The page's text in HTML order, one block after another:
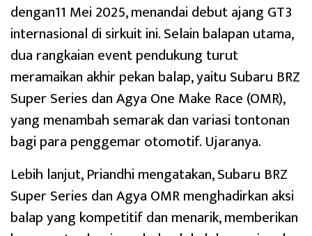
dengan11 Mei 2025, menandai debut ajang GT3
internasional di sirkuit ini. Selain balapan utama,
dua rangkaian event pendukung turut
meramaikan akhir pekan balap, yaitu Subaru BRZ
Super Series dan Agya One Make Race (OMR),
yang menambah semarak dan variasi tontonan
bagi para penggemar otomotif. Ujaranya.
Lebih lanjut, Priandhi mengatakan, Subaru BRZ
Super Series dan Agya OMR menghadirkan aksi
balap yang kompetitif dan menarik, memberikan